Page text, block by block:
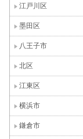
江戸川区
墨田区
八王子市
北区
江東区
横浜市
鎌倉市